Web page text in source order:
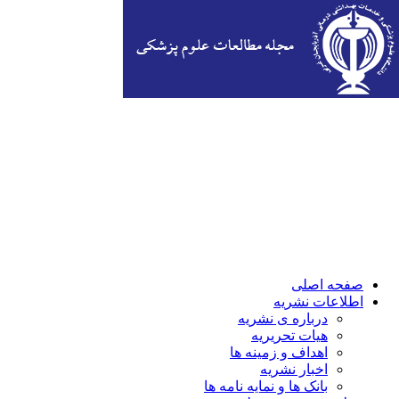
صفحه اصلی
اطلاعات نشریه
درباره ی نشریه
هیات تحریریه
اهداف و زمینه ها
اخبار نشریه
بانک ها و نمایه نامه ها